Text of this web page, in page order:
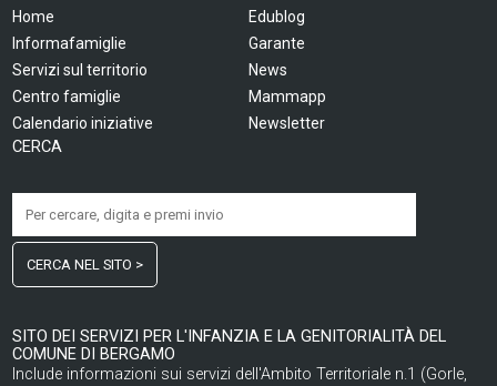
Home
Informafamiglie
Servizi sul territorio
Centro famiglie
Calendario iniziative
Edublog
Garante
News
Mammapp
Newsletter
CERCA
CERCA NEL SITO >
SITO DEI SERVIZI PER L'INFANZIA E LA GENITORIALITÀ DEL
COMUNE DI BERGAMO
Include informazioni sui servizi dell'Ambito Territoriale n.1 (Gorle,